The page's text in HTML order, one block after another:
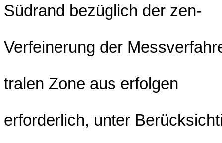
Südrand bezüglich der zen-
Verfeinerung der
tralen Zone aus erfolgen
erforderlich, unter